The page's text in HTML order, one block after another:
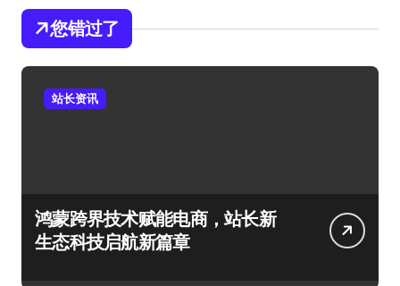
您错过了
站长资讯
鸿蒙跨界技术赋能电商，站长新
生态科技启航新篇章